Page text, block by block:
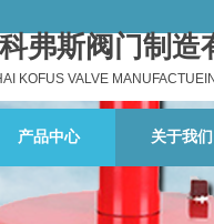
弗斯阀门制造
KOFUS VALVE
产品中心 关于我们